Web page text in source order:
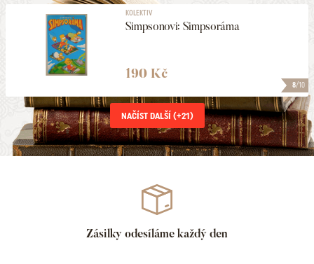
8/10
KOLEKTIV
Simpsonovi: Simpsoráma
190 Kč
NAČÍST DALŠÍ (+21)
Zásilky odesíláme každý den